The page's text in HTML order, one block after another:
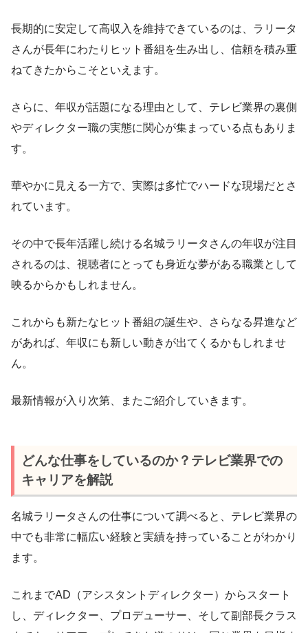
長期的に安定して高収入を維持できているのは、ラリータ
さんが長年にわたりヒット番組を生み出し、信頼を積み重
ねてきたからこそといえます。
さらに、年収が話題になる理由として、テレビ業界の裏側
やディレクター職の実態に関心が集まっている点もありま
す。
華やかに見える一方で、実際は多忙でハードな現場だとさ
れています。
その中で長年活躍し続ける名城ラリータさんの年収が注目
されるのは、視聴者にとっても身近な夢がある職業として
映るからかもしれません。
これからも新たなヒット番組の誕生や、さらなる昇進など
があれば、年収にも新しい動きが出てくるかもしれませ
ん。
最新情報が入り次第、またご紹介していきます。
どんな仕事をしているのか？テレビ業界での
キャリアを解説
名城ラリータさんの仕事について調べると、テレビ業界の
中でも非常に幅広い経験と実績を持っていることがわかり
ます。
これまでAD（アシスタントディレクター）からスタート
し、ディレクター、プロデューサー、そして副部長クラス